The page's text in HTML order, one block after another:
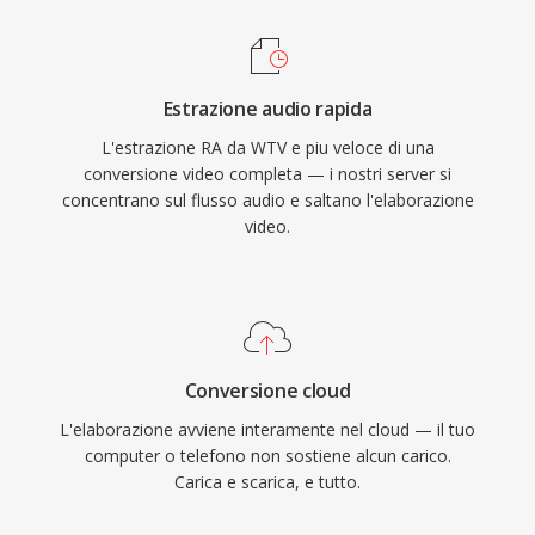
dopo Windows 7 (con supporto limitato in
Windows 8), i file WTV restano negli archivi
elaborati da strumenti video di terze parti.
emittenti come la BBC e NPR si affidavano a
contributo tecnico duraturo è stato il concetto
di streaming a bitrate adattivo che ha
influenzato standard successivi come HLS e
DASH. Sebbene soppiantato dai codec
necessitano di conversione per la riproduzione
Estrazione audio rapida
L'estrazione RA da WTV e piu veloce di una
conversione video completa — i nostri server si
concentrano sul flusso audio e saltano l'elaborazione
video.
Conversione cloud
L'elaborazione avviene interamente nel cloud — il tuo
computer o telefono non sostiene alcun carico.
Carica e scarica, e tutto.